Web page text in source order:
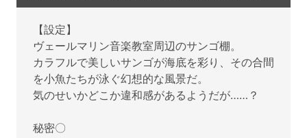
【設定】
ヴェールマリン音楽教室周辺のサンゴ棚。
カラフルで美しいサンゴが海底を彩り、その合間
を小魚たちが泳ぐ幻想的な風景だ。
気のせいかどこか違和感があるようだが……？
秘密〇